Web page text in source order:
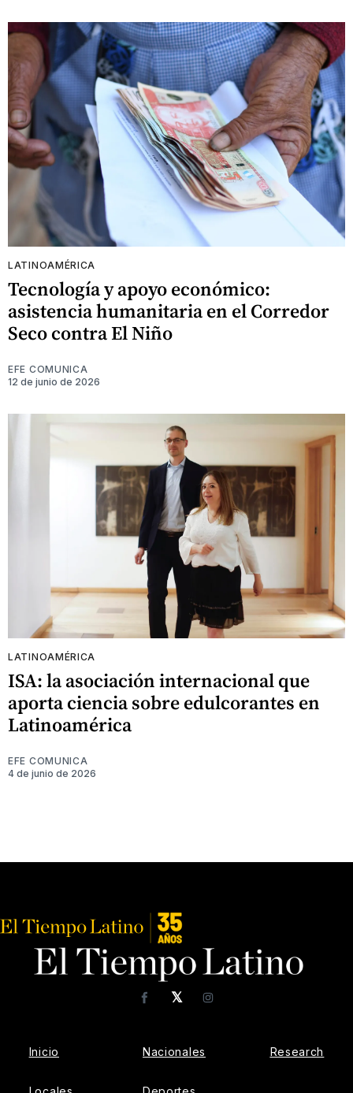
LATINOAMÉRICA
Tecnología y apoyo económico:
asistencia humanitaria en el Corredor
Seco contra El Niño
EFE COMUNICA
12 de junio de 2026
LATINOAMÉRICA
ISA: la asociación internacional que
aporta ciencia sobre edulcorantes en
Latinoamérica
EFE COMUNICA
4 de junio de 2026
𝕏
FacebookInstagram
Inicio Nacionales Research